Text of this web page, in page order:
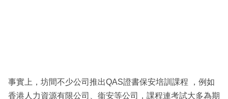
事實上，坊間不少公司推出QAS證書保安培訓課程 ，例如
香港人力資源有限公司、衞安等公司，課程連考試大多為期